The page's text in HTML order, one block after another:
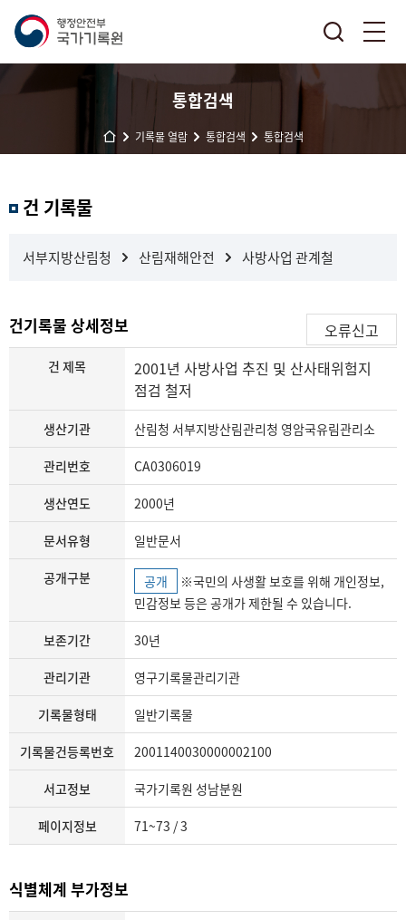
통합검색
기록물 열람 통합검색 통합검색
과 건 기록물
서부지방산림청 산림재해안전 사방사업 관계철
건기록물 상세정보 오류신고
건 제목
2001년 사방사업 추진 및 산사태위험지
점검 철저
생산기관 산림청 서부지방산림관리청 영암국유림관리소
관리번호 CA0306019
생산연도 2000년
문서유형 일반문서
공개구분 공개
민감정보 등은 공개가 제한될 수 있습니다.
보존기간 30년
관리기관 영구기록물관리기관
기록물형태 일반기록물
기록물건등록번호 2001140030000002100
서고정보 국가기록원 성남분원
페이지정보 71~73 / 3
식별체계 부가정보